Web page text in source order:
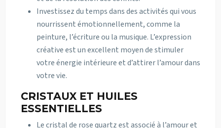
Investissez du temps dans des activités qui vous
nourrissent émotionnellement, comme la
peinture, l’écriture ou la musique. L’expression
créative est un excellent moyen de stimuler
votre énergie intérieure et d’attirer l’amour dans
votre vie.
CRISTAUX ET HUILES
ESSENTIELLES
Le cristal de rose quartz est associé à l’amour et